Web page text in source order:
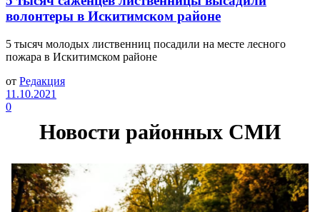
волонтеры в Искитимском районе
5 тысяч молодых лиственниц посадили на месте лесного
пожара в Искитимском районе
от Редакция
11.10.2021
0